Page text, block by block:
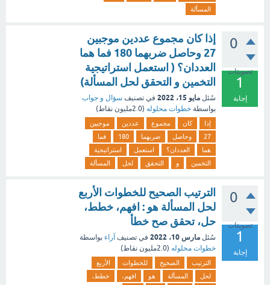
المسألة
0
تصويتات
1
إجابة
إذا كان مجموع عددين موجبين
27 وحاصل ضربهما 180 فما هما
العددان؟ ( استعمل استراتيجية
التخمين و التحقق لحل المسألة)
سُئل مايو 15، 2022 في تصنيف سؤال و جواب
بواسطة خطوات محلوله (2.0مليون نقاط)
إذا كان مجموع عددين
موجبين
27
وحاصل ضربهما 180
فما
هما
العددان؟ استعمل
استراتيجية
التخمين
و التحقق لحل المسألة
0
تصويتات
1
إجابة
الترتيب الصحيح للخطوات الأربع
لحل المسألة هو : افهم، خطط،
حل، تحقق صح خطأ
سُئل مارس 10، 2022 في تصنيف آراء بواسطة
خطوات محلوله (2.0مليون نقاط)
الترتيب الصحيح للخطوات
الأربع
لحل
المسألة هو افهم، خطط،